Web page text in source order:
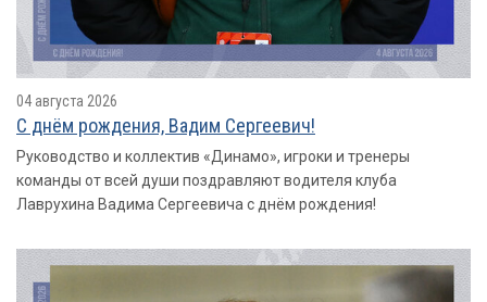
04 августа 2026
С днём рождения, Вадим Сергеевич!
Руководство и коллектив «Динамо», игроки и тренеры
команды от всей души поздравляют водителя клуба
Лаврухина Вадима Сергеевича с днём рождения!